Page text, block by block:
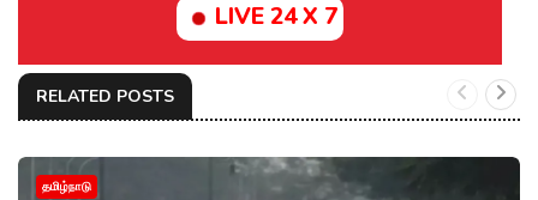
LIVE 24 X 7
RELATED POSTS
தமிழ்நாடு